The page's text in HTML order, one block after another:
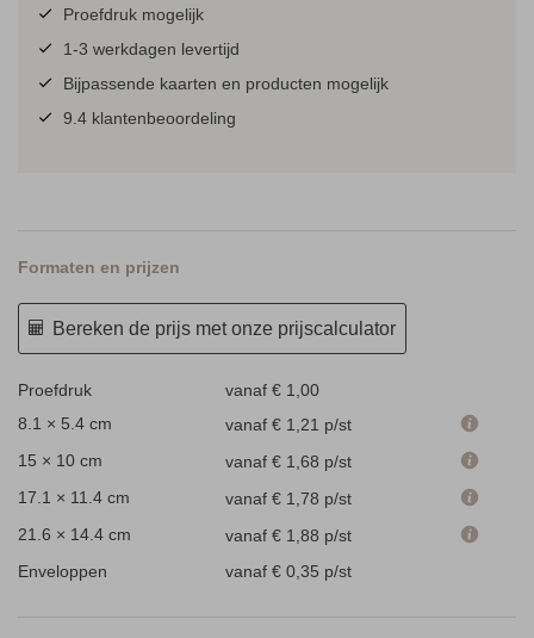
Proefdruk mogelijk
1-3 werkdagen levertijd
Bijpassende kaarten en producten mogelijk
9.4 klantenbeoordeling
Formaten en prijzen
Bereken de prijs met onze prijscalculator
Proefdruk
vanaf € 1,00
8.1 × 5.4 cm
vanaf € 1,21 p/st
15 × 10 cm
vanaf € 1,68 p/st
17.1 × 11.4 cm
vanaf € 1,78 p/st
21.6 × 14.4 cm
vanaf € 1,88 p/st
Enveloppen
vanaf € 0,35 p/st